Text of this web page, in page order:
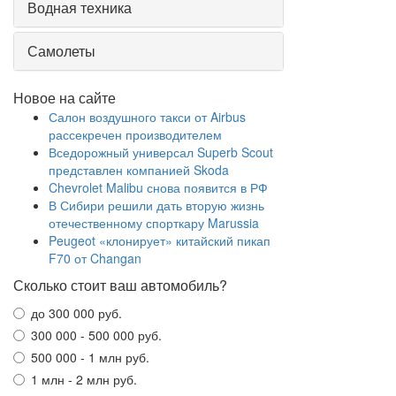
Водная техника
Самолеты
Новое на сайте
Салон воздушного такси от Airbus
рассекречен производителем
Вседорожный универсал Superb Scout
представлен компанией Skoda
Chevrolet Malibu снова появится в РФ
В Сибири решили дать вторую жизнь
отечественному спорткару Marussia
Peugeot «клонирует» китайский пикап
F70 от Changan
Сколько стоит ваш автомобиль?
до 300 000 руб.
300 000 - 500 000 руб.
500 000 - 1 млн руб.
1 млн - 2 млн руб.